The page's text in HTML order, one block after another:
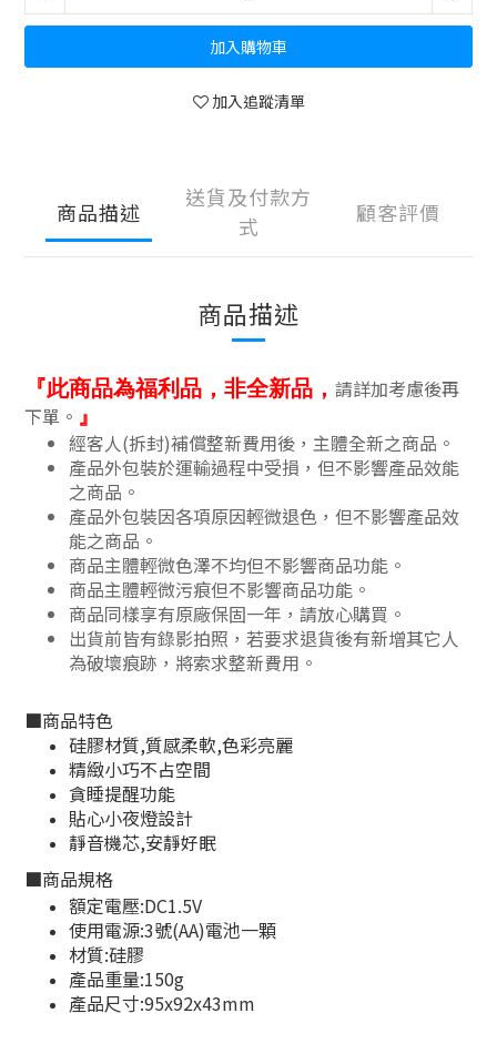
加入購物車
加入追蹤清單
商品描述
送貨及付款方
式
顧客評價
商品描述
『此商品為福利品，非全新品， 請詳加考慮後再
下單。 』
經客人(拆封)補償整新費用後，主體全新之商品。
產品外包裝於運輸過程中受損，但不影響產品效能
之商品 。
產品外包裝因各項原因輕微退色，但不影響產品效
能之商品 。
商品主體輕微色澤不均但不影響商品功能 。
商品主體輕微污痕但不影響商品功能 。
商品同樣享有原廠保固一年，請放心購買。
出貨前皆有錄影拍照，若要求退貨後有新增其它人
為破壞痕跡，將索求整新費用。
■商品特色
硅膠材質,質感柔軟,色彩亮麗
精緻小巧不占空間
貪睡提醒功能
貼心小夜燈設計
靜音機芯,安靜好眠
■商品規格
額定電壓:DC1.5V
使用電源:3號(AA)電池一顆
材質:硅膠
產品重量:150g
產品尺寸:95x92x43mm